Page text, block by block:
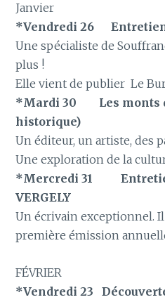
Janvier
*Vendredi 26 Entretien
Une spécialiste de
plus !
Elle vient de publier Le
*Mardi 30 Les monts
historique)
Un éditeur, un artiste, des
Une exploration de la
*Mercredi 31
VERGELY
Un écrivain exceptionnel.
première émission
FÉVRIER
*Vendredi 23